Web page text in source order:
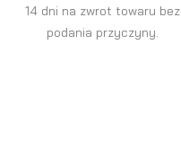
14 dni na zwrot towaru bez
podania przyczyny.